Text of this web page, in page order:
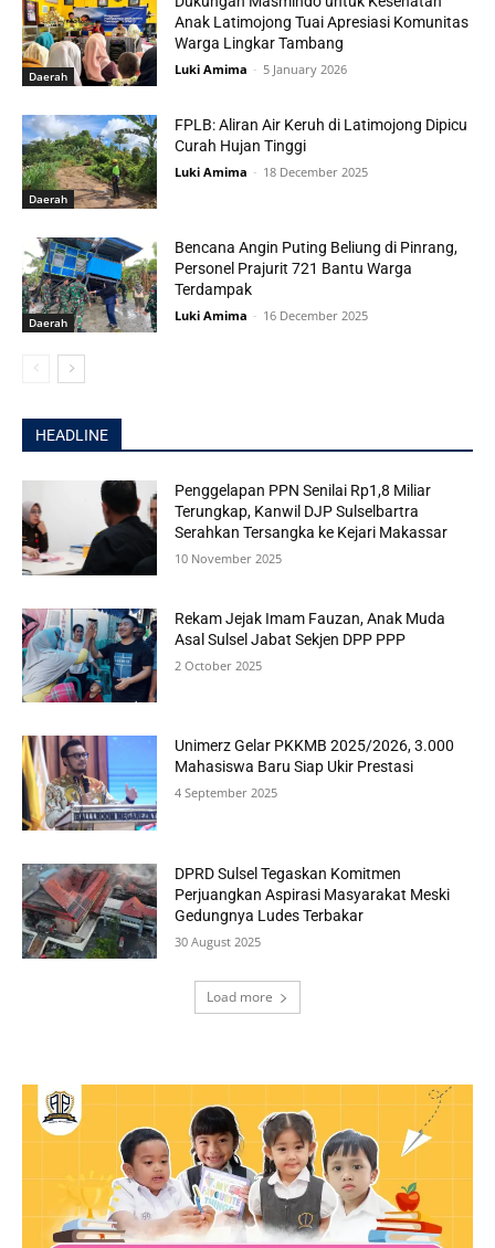
Daerah
Anak Latimojong Tuai Apresiasi Komunitas
Warga Lingkar Tambang
Luki Amima - 5 January 2026
Daerah
FPLB: Aliran Air Keruh di Latimojong Dipicu
Curah Hujan Tinggi
Luki Amima - 18 December 2025
Daerah
Bencana Angin Puting Beliung di Pinrang,
Personel Prajurit 721 Bantu Warga
Terdampak
Luki Amima - 16 December 2025
HEADLINE
Penggelapan PPN Senilai Rp1,8 Miliar
Terungkap, Kanwil DJP Sulselbartra
Serahkan Tersangka ke Kejari Makassar
10 November 2025
Rekam Jejak Imam Fauzan, Anak Muda
Asal Sulsel Jabat Sekjen DPP PPP
2 October 2025
Unimerz Gelar PKKMB 2025/2026, 3.000
Mahasiswa Baru Siap Ukir Prestasi
4 September 2025
DPRD Sulsel Tegaskan Komitmen
Perjuangkan Aspirasi Masyarakat Meski
Gedungnya Ludes Terbakar
30 August 2025
Load more